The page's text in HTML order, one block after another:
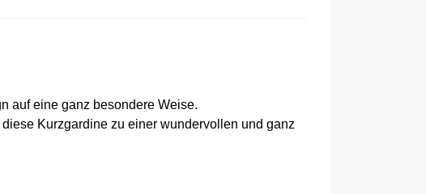
auf eine ganz besondere Weise.
Kurzgardine zu einer wundervollen und ganz